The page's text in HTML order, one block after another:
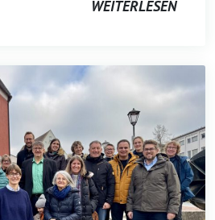
WEITERLESEN